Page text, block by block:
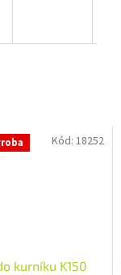
kurníku K150
Kód: 18252